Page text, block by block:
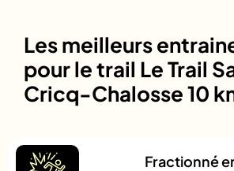
Les meilleurs
pour le trail Le Trail
Cricq-Chalosse 10
Fractionné